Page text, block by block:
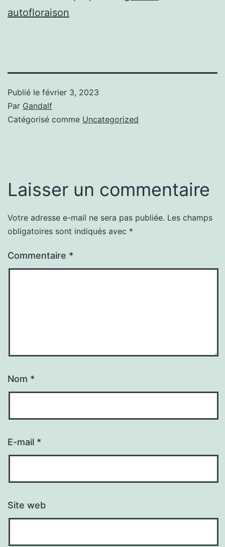
autofloraison
Publié le février 3, 2023
Par Gandalf
Catégorisé comme Uncategorized
Laisser un commentaire
Votre adresse e-mail ne sera pas publiée. Les champs
obligatoires sont indiqués avec *
Commentaire *
Nom *
E-mail *
Site web